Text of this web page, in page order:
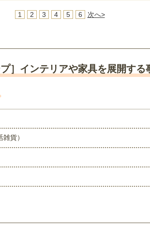
1 2 3 4 5 6 次へ>
］インテリアや家具を展開す
貨）